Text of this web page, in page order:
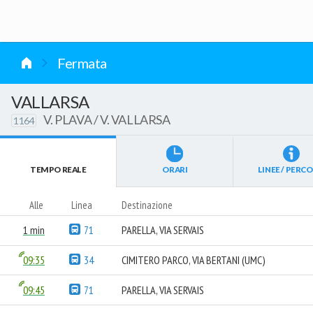
Fermata
VALLARSA
1164 V. PLAVA / V. VALLARSA
TEMPO REALE ORARI LINEE /
Alle Linea Destinazione
1 min 71 PARELLA, VIA SERVAIS
09:35 34 CIMITERO PARCO, VIA BERTANI (UMC)
09:45 71 PARELLA, VIA SERVAIS